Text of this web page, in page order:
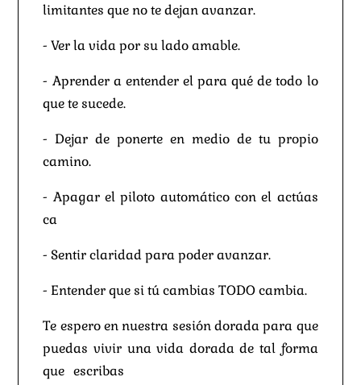
limitantes que no te dejan avanzar.
- Ver la vida por su lado amable.
- Aprender a entender el para qué de todo lo
que te sucede.
- Dejar de ponerte en medio de tu propio
camino.
- Apagar el piloto automático con el actúas
ca
- Sentir claridad para poder avanzar.
- Entender que si tú cambias TODO cambia.
Te espero en nuestra sesión dorada para que
puedas vivir una vida dorada de tal forma
que escribas